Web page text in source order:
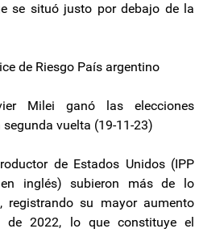
se situó justo por debajo de la
de Riesgo País argentino
Milei ganó las elecciones
vuelta (19-11-23)
de Estados Unidos (IPP
inglés) subieron más de lo
registrando su mayor aumento
de 2022, lo que constituye el